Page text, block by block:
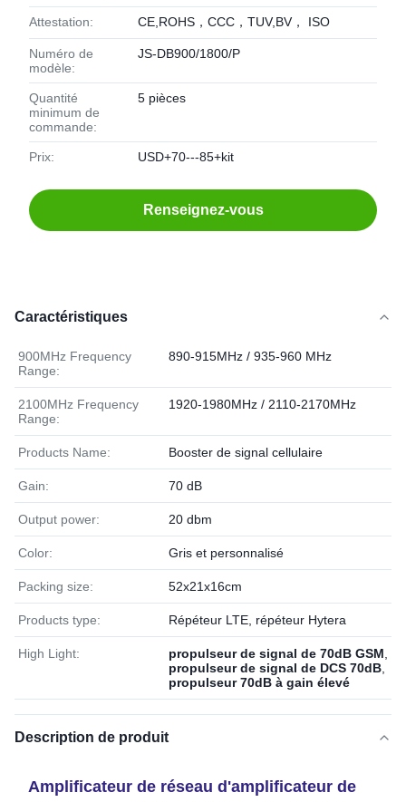
Attestation: CE,ROHS，CCC，TUV,BV， ISO
Numéro de
modèle:
JS-DB900/1800/P
Quantité
minimum de
commande:
5 pièces
Prix: USD+70---85+kit
Renseignez-vous
Caractéristiques
900MHz Frequency
Range:
890-915MHz / 935-960 MHz
2100MHz Frequency
Range:
1920-1980MHz / 2110-2170MHz
Products Name: Booster de signal cellulaire
Gain: 70 dB
Output power: 20 dbm
Color: Gris et personnalisé
Packing size: 52x21x16cm
Products type: Répéteur LTE, répéteur Hytera
High Light: propulseur de signal de 70dB GSM
propulseur de signal de DCS 70dB
propulseur 70dB à gain élevé
Description de produit
Amplificateur de réseau d'amplificateur de